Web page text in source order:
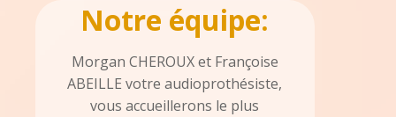
Notre équipe:
Morgan CHEROUX et Françoise
ABEILLE votre audioprothésiste,
vous accueillerons le plus